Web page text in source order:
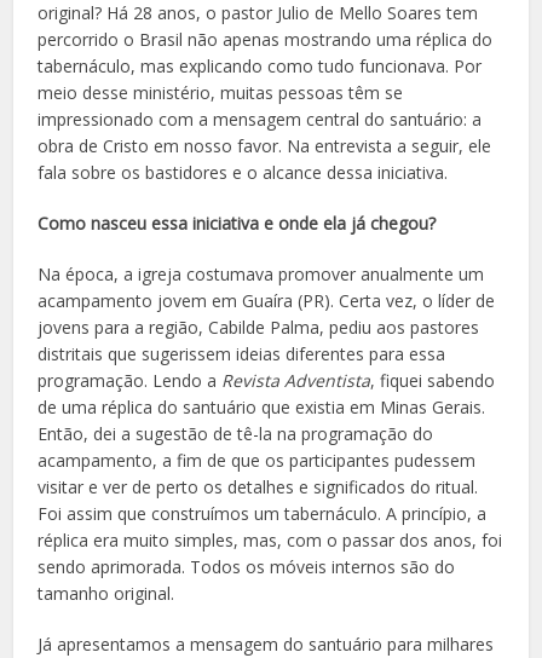
original? Há 28 anos, o pastor Julio de Mello Soares tem
percorrido o Brasil não apenas mostrando uma réplica do
tabernáculo, mas explicando como tudo funcionava. Por
meio desse ministério, muitas pessoas têm se
impressionado com a mensagem central do santuário: a
obra de Cristo em nosso favor. Na entrevista a seguir, ele
fala sobre os bastidores e o alcance dessa iniciativa.
Como nasceu essa iniciativa e onde ela já chegou?
Na época, a igreja costumava promover anualmente um
acampamento jovem em Guaíra (PR). Certa vez, o líder de
jovens para a região, Cabilde Palma, pediu aos pastores
distritais que sugerissem ideias diferentes para essa
programação. Lendo a Revista Adventista, fiquei sabendo
de uma réplica do santuário que existia em Minas Gerais.
Então, dei a sugestão de tê-la na programação do
acampamento, a fim de que os participantes pudessem
visitar e ver de perto os detalhes e significados do ritual.
Foi assim que construímos um tabernáculo. A princípio, a
réplica era muito simples, mas, com o passar dos anos, foi
sendo aprimorada. Todos os móveis internos são do
tamanho original.
Já apresentamos a mensagem do santuário para milhares